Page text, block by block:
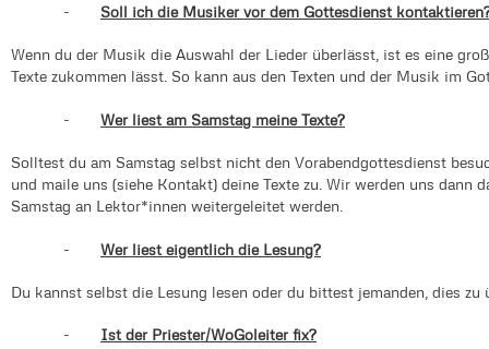
- Soll ich die Musiker vor dem Gottesdienst
Wenn du der Musik die Auswahl der Lieder überlässt, ist es eine
Texte zukommen lässt. So kann aus den Texten und der Musik im
- Wer liest am Samstag meine Texte?
Solltest du am Samstag selbst nicht den Vorabendgottesdienst
und maile uns (siehe Kontakt) deine Texte zu. Wir werden uns dann
Samstag an Lektor*innen weitergeleitet werden.
- Wer liest eigentlich die Lesung?
Du kannst selbst die Lesung lesen oder du bittest jemanden, dies zu
- Ist der Priester/WoGoleiter fix?